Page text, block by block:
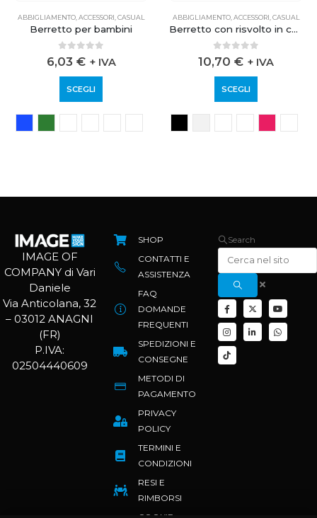
ABBIGLIAMENTO, ACCESSORI CASUAL
Berretto per bambini
0out of 5
6,03 € + IVA
SCEGLI
ABBIGLIAMENTO, ACCESSORI CASUAL
Berretto con risvolto in cotone organico
0out of 5
10,70 € + IVA
SCEGLI
IMAGE OF
COMPANY di Vari
Daniele
Via Anticolana, 32
– 03012 ANAGNI
(FR)
P.IVA:
02504440609
SHOP
CONTATTI E
ASSISTENZA
FAQ
DOMANDE
FREQUENTI
SPEDIZIONI E
CONSEGNE
METODI DI
PAGAMENTO
PRIVACY
POLICY
TERMINI E
CONDIZIONI
RESI E
RIMBORSI
Search